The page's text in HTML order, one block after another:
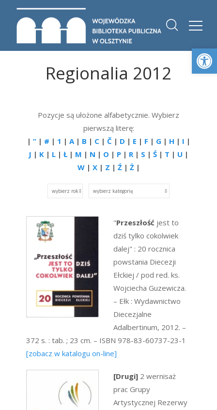
Regionalia 2012
Pozycje są ułożone alfabetycznie. Wybierz
pierwszą literę:
| ” | # | 1 | A | B | C | Č | D | E | F | G | H | I |
J | K | L | Ł | M | N | O | P | R | S | Ś | T | U |
W | X | Z | Ź | Ż |
"Przeszłość jest to
dziś tylko cokolwiek
dalej" : 20 rocznica
powstania Diecezji
Ełckiej / pod red. ks.
Wojciecha Guzewicza.
– Ełk : Wydawnictwo
Diecezjalne
Adalbertinum, 2012. –
372 s. : tab. ; 23 cm. – ISBN 978-83-60737-23-1
[zobacz w katalogu on-line]
[Drugi] 2 wernisaż
prac Grupy
Artystycznej Rezerwy